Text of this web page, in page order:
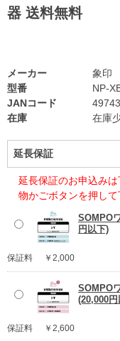
器 送料無料
型番
NP-
JANコード
在庫
在庫
メーカー 象印
延長保証
延長保証のお申込み
物かごボタンを押して
SOMPO
円以下)
保証料 ￥2,000
SOMPO
(20,000円
保証料 ￥2,600